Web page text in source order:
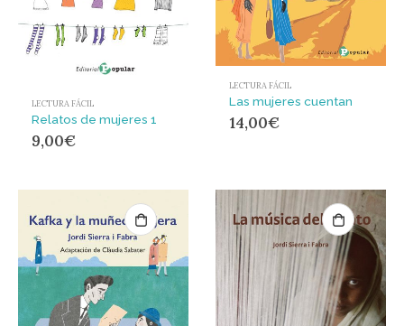
LECTURA FÁCIL
Relatos de mujeres 1
9,00€
LECTURA FÁCIL
Las mujeres cuentan
14,00€